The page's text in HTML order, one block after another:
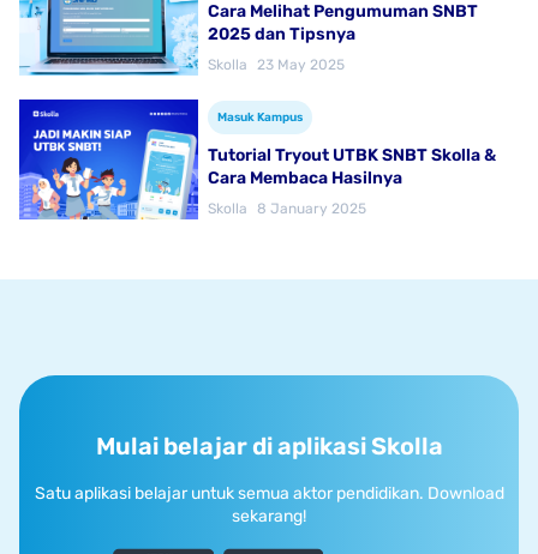
Cara Melihat Pengumuman SNBT
2025 dan Tipsnya
Skolla 23 May 2025
Masuk Kampus
Tutorial Tryout UTBK SNBT Skolla &
Cara Membaca Hasilnya
Skolla 8 January 2025
Mulai belajar di aplikasi Skolla
Satu aplikasi belajar untuk semua aktor pendidikan. Download
sekarang!